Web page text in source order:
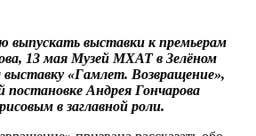
выставки к премьерам
13 мая Музей МХАТ в Зелёном
«Гамлет. Возвращение»,
постановке Андрея Гончарова
в заглавной роли.